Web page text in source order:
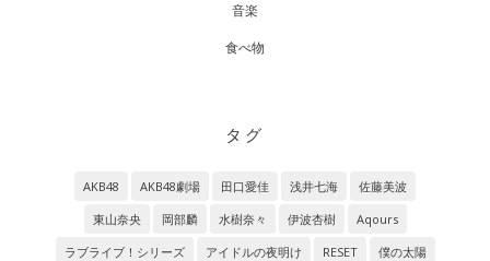
音楽
食べ物
タグ
AKB48 AKB48劇場 田口愛佳 浅井七海
佐藤美波
東山奈央
岡部麟 水樹奈々 伊波杏樹
Aqours
ラブライブ！シリーズ
アイドルの夜明け RESET
僕の太陽